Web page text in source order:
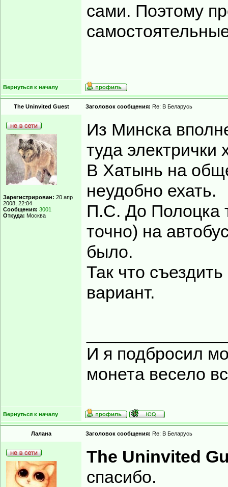
сами. Поэтому
Вернуться к началу
The Uninvited Guest Заголовок сообщения: Re: В Беларусь
Зарегистрирован: 20 апр
2008, 22:04
Сообщения: 3001
Откуда: Москва
Из Минска
туда электрички
В Хатынь на
неудобно ехать.
П.С. До Полоцка
точно) на
было.
Так что
вариант.
И я подбросил
монета весело
Вернуться к началу
Лалана Заголовок сообщения: Re: В Беларусь
The Uninvited
спасибо.